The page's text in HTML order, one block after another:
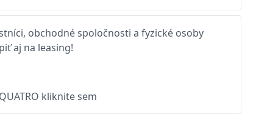
obchodné spoločnosti a fyzické osoby
aj na leasing!
kliknite sem